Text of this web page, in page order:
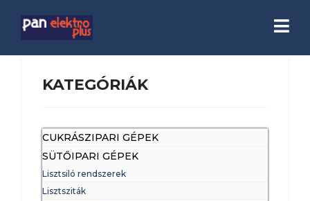
KATEGÓRIÁK
CUKRÁSZIPARI GÉPEK
SÜTŐIPARI GÉPEK
Lisztsiló rendszerek
Lisztsziták